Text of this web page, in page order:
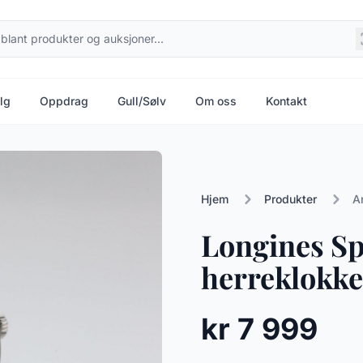
Oppdrag Gull/Sølv Om oss Kontakt
Hjem Produkter
Longines
herreklokke
kr 7 999